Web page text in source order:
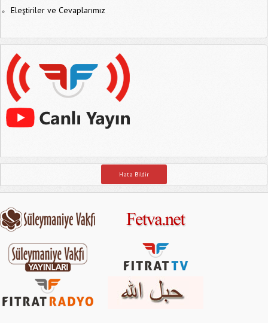
Eleştiriler ve Cevaplarımız
Hata Bildir